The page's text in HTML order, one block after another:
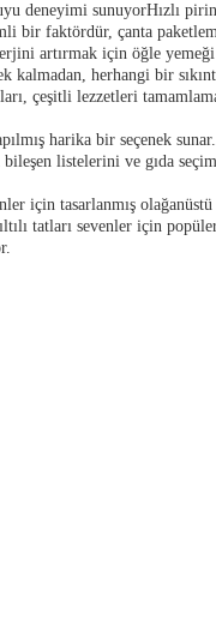
deneyimi sunuyorHızlı
bir faktördür, çanta
artırmak için öğle
herhangi bir
çeşitli lezzetleri
harika bir seçenek
bileşen listelerini ve gıda
için tasarlanmış
tatları sevenler için